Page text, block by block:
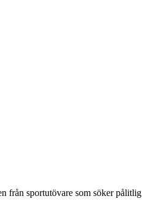
från sportutövare som söker pålitlig